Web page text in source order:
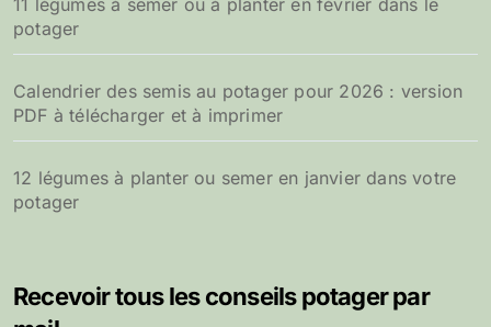
11 légumes à semer ou à planter en février dans le
potager
Calendrier des semis au potager pour 2026 : version
PDF à télécharger et à imprimer
12 légumes à planter ou semer en janvier dans votre
potager
Recevoir tous les conseils potager par